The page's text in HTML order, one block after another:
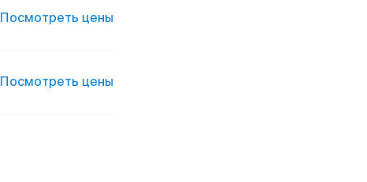
Посмотреть цены
Посмотреть цены